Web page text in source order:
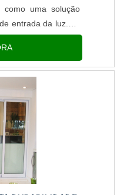
uma solução
entrada da luz.Ela
prima com alto